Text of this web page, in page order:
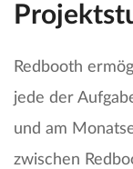
Redbooth
jede der
und am
zwischen